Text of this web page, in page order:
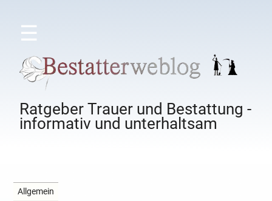
☰
Ratgeber Trauer und Bestattung -
informativ und unterhaltsam
Allgemein